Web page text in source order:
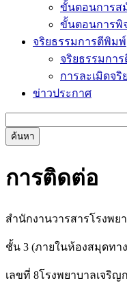
ขั้นตอนการส
ขั้นตอนการ
จริยธรรมการตีพิมพ์
จริยธรรมกา
การละเมิดจริ
ข่าวประกาศ
ค้นหา
การติดต่อ
สำนักงานวารสารโรงพย
ชั้น 3 (ภายในห้องสมุดทา
เลขที่ 8โรงพยาบาลเจริ